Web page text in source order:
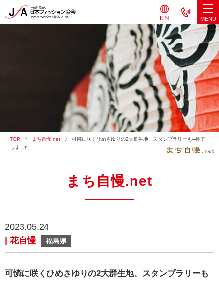
TOP まち自慢.net
可憐に咲くひめさゆりの2大群生地、スタンプラリーも─終了
しました
まち自慢.net
2023.05.24
| 花自慢
福島県
可憐に咲くひめさゆりの2大群生地、スタンプラリーも